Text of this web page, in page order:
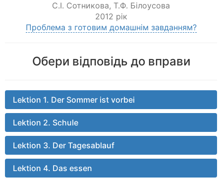
С.І. Сотникова, Т.Ф. Білоусова
2012 рік
Проблема з готовим домашнім завданням?
Обери відповідь до вправи
Lektion 1. Der Sommer ist vorbei
Lektion 2. Schule
Lektion 3. Der Tagesablauf
Lektion 4. Das essen